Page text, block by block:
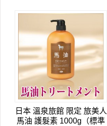
日本 溫泉旅館 限定 旅美人
馬油 護髮素 1000g（標準